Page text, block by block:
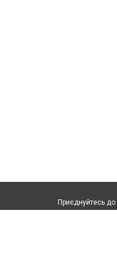
Приєднуйтесь до